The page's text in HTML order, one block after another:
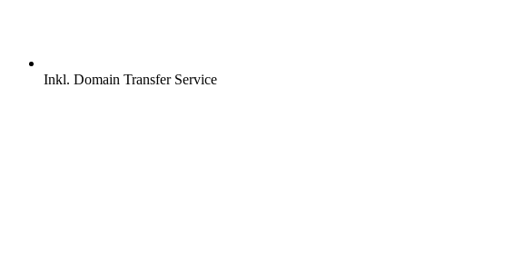
Inkl. Domain Transfer Service